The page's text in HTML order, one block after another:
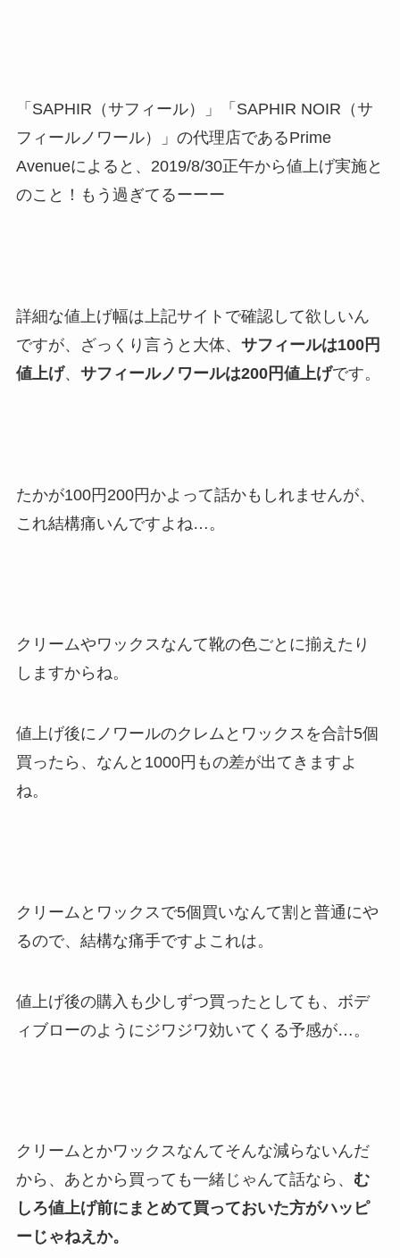
「SAPHIR（サフィール）」「SAPHIR NOIR（サ
フィールノワール）」の代理店であるPrime
Avenueによると、2019/8/30正午から値上げ実施と
のこと！もう過ぎてるーーー
詳細な値上げ幅は上記サイトで確認して欲しいん
ですが、ざっくり言うと大体、 サフィールは100円
値上げ、 サフィールノワールは200円値上げです。
たかが100円200円かよって話かもしれませんが、
これ結構痛いんですよね…。
クリームやワックスなんて靴の色ごとに揃えたり
しますからね。
値上げ後にノワールのクレムとワックスを合計5個
買ったら、なんと1000円もの差が出てきますよ
ね。
クリームとワックスで5個買いなんて割と普通にや
るので、結構な痛手ですよこれは。
値上げ後の購入も少しずつ買ったとしても、ボデ
ィブローのようにジワジワ効いてくる予感が…。
クリームとかワックスなんてそんな減らないんだ
から、あとから買っても一緒じゃんて話なら、 む
しろ値上げ前にまとめて買っておいた方がハッピ
ーじゃねえか。